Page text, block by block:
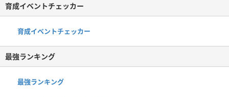
育成イベントチェッカー
育成イベントチェッカー
最強ランキング
最強ランキング